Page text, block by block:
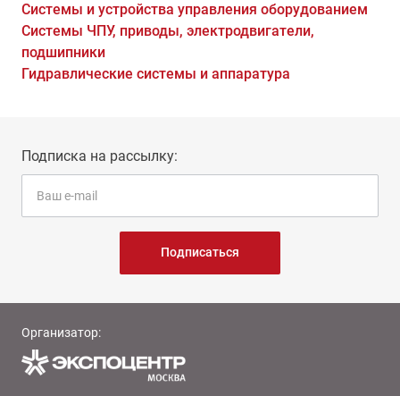
Системы и устройства управления оборудованием
Системы ЧПУ, приводы, электродвигатели,
подшипники
Гидравлические системы и аппаратура
Подписка на рассылку:
Подписаться
Организатор: